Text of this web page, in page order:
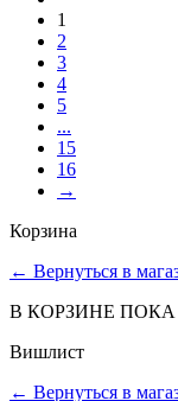
1
2
3
4
5
...
15
16
→
Корзина
← Вернуться в
В КОРЗИНЕ
Вишлист
← Вернуться в